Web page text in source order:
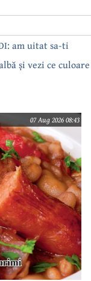
am uitat sa-ti
și vezi ce culoare
07 Aug 2026 08:43